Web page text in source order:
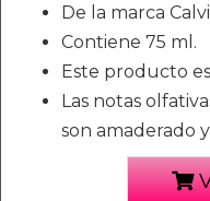
De la marca
Contiene 75 ml.
Este producto
Las notas
son amaderado